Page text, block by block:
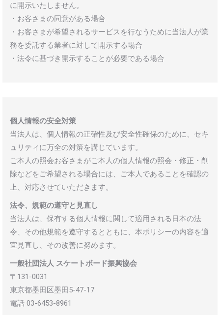
に開示いたしません。
・お客さまの同意がある場合
・お客さまが希望されるサービスを行なうために当法人が業
務を委託する業者に対して開示する場合
・法令に基づき開示することが必要である場合
個人情報の安全対策
当法人は、個人情報の正確性及び安全性確保のために、セキ
ュリティに万全の対策を講じています。
ご本人の照会お客さまがご本人の個人情報の照会・修正・削
除などをご希望される場合には、ご本人であることを確認の
上、対応させていただきます。
法令、規範の遵守と見直し
当法人は、保有する個人情報に関して適用される日本の法
令、その他規範を遵守するとともに、本ポリシーの内容を適
宜見直し、その改善に努めます。
一般社団法人 スケートボード振興協会
〒131-0031
東京都墨田区墨田5-47-17
電話 03-6453-8961